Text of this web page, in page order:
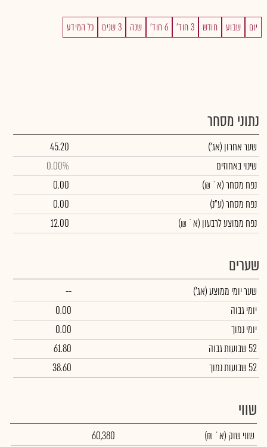
יום שבוע חודש 3 חוד' 6 חוד' שנה 3 שנים כל המידע
נתוני מסחר
שער אחרון (אג')
45.20
שינוי באחוזים
0.00%
נפח מסחר(א` ₪)
0.00
נפח מסחר(ע"נ)
0.00
נפח ממוצע לרבעון (א` ₪)
12.00
שערים
שער יומי ממוצע(אג')
--
יומי גבוה
0.00
יומי נמוך
0.00
52 שבועות גבוה
61.80
52 שבועות נמוך
38.60
שווי
שווי שוק (א` ₪)
60,380